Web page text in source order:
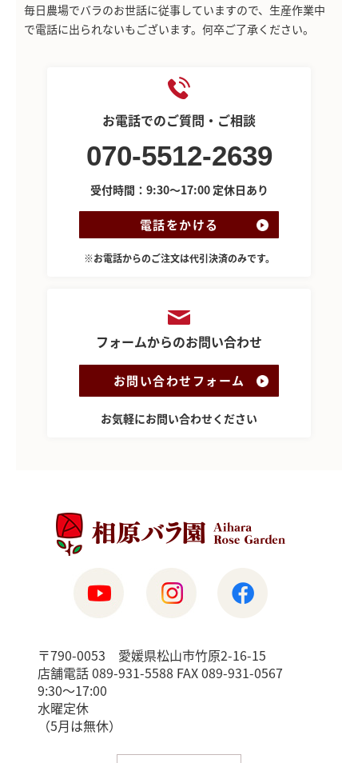
毎日農場でバラのお世話に従事していますので、生産作業中
で電話に出られないもございます。何卒ご了承ください。
お電話でのご質問・ご相談
070-5512-2639
受付時間：9:30～17:00 定休日あり
電話をかける
※お電話からのご注文は代引決済のみです。
フォームからのお問い合わせ
お問い合わせフォーム
お気軽にお問い合わせください
〒790-0053 愛媛県松山市竹原2-16-15
店舗電話 089-931-5588 FAX 089-931-0567
9:30〜17:00
水曜定休
（5月は無休）